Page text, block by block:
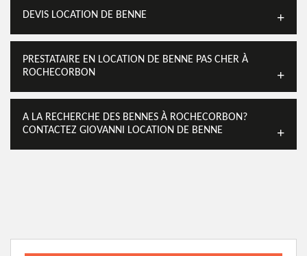
DEVIS LOCATION DE BENNE
PRESTATAIRE EN LOCATION DE BENNE PAS CHER À
ROCHECORBON
A LA RECHERCHE DES BENNES À ROCHECORBON?
CONTACTEZ GIOVANNI LOCATION DE BENNE